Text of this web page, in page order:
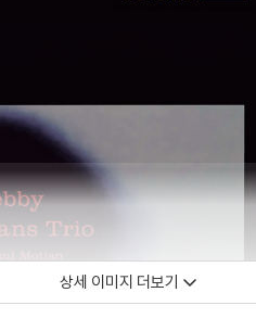
상세 이미지 더보기